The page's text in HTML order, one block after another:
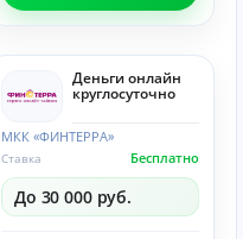
Деньги онлайн
круглосуточно
МКК «ФИНТЕРРА»
Бесплатно
Ставка
До 30 000 руб.